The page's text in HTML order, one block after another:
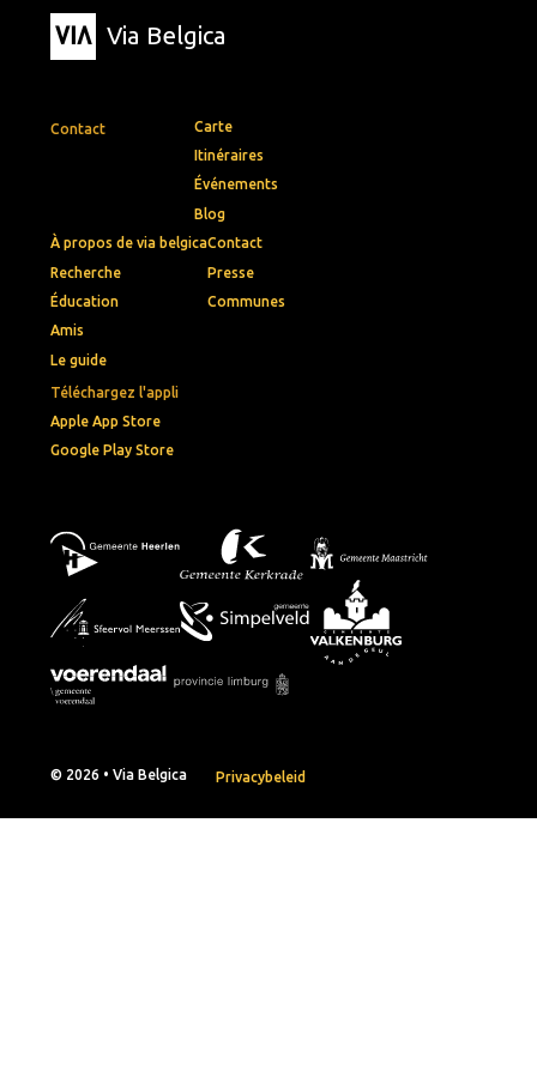
Via Belgica
Contact
Téléchargez l'appli
Apple App Store
Google Play Store
Carte
Itinéraires
Événements
Blog
À propos de via belgica
Recherche
Éducation
Amis
Le guide
Contact
Presse
Communes
© 2026 • Via Belgica Privacybeleid